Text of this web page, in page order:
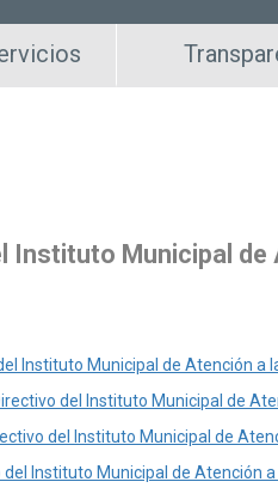
Instituto Municipal de
Instituto Municipal de Atención a
del Instituto Municipal de
del Instituto Municipal de
Instituto Municipal de Atención